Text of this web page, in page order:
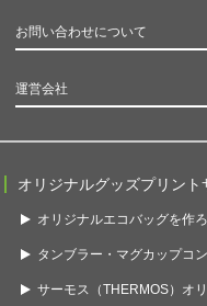
お問い合わせについて
運営会社
オリジナルグッズプリント
オリジナルエコバッグを作ろ
タンブラー・マグカップコ
サーモス（THERMOS）オ